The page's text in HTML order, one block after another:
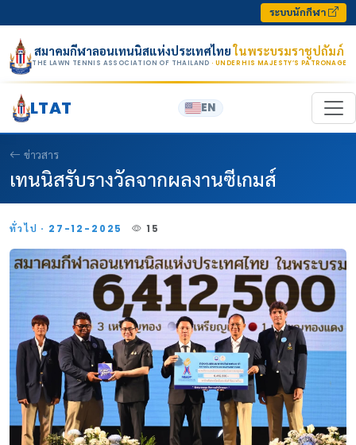
ระบบนักกีฬา
สมาคมกีฬาลอนเทนนิสแห่งประเทศไทยในพระบรมราชูปถัมภ์
THE LAWN TENNIS ASSOCIATION OF THAILAND · UNDER HIS MAJESTY’S PATRONAGE
LTAT EN
ข่าวสาร
เทนนิสรับรางวัลจากผลงานซีเกมส์
ทั่วไป · 27-12-2025 15